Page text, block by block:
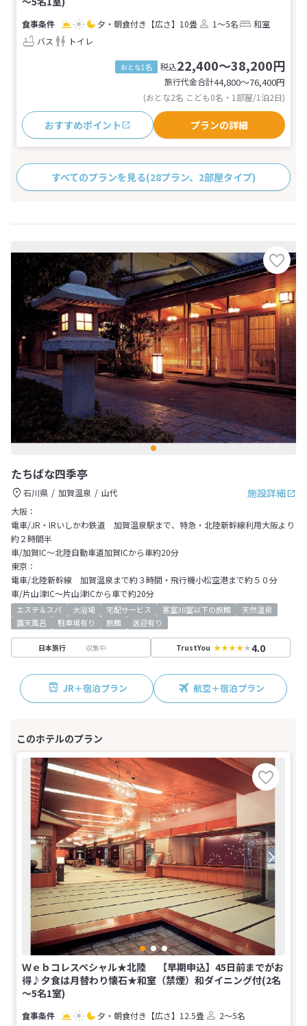
夕・朝食付き 【広さ】10畳 1～5名
和室
バス
トイレ
おとな1名 税込22,400～38,200円
旅行代金合計44,800〜76,400円
(おとな2名 こども0名・1部屋/1泊2日)
おすすめポイント プランの詳細
すべてのプランを見る(28プラン、2部屋タイプ)
たちばな四季亭
施設詳細
石川県 加賀温泉
山代
大阪：
電車/JR・IRいしかわ鉄道 加賀温泉駅まで、特急・北陸新幹線利用大阪より
約２時間半
車/加賀IC～北陸自動車道加賀ICから車約20分
東京：
電車/北陸新幹線 加賀温泉まで約３時間・飛行機小松空港まで約５０分
車/片山津IC～片山津ICから車で約20分
エステ＆スパ 大浴場 宅配サービス 客室30室以下の旅館
天然温泉
露天風呂
駐車場有り 旅館 送迎有り
日本旅行 収集中 TrustYou 4.0
JR＋宿泊プラン 航空＋宿泊プラン
Ｗｅｂコレスペシャル★北陸 【早期申込】45日前までがお
得♪夕食は月替わり懐石★和室（禁煙）和ダイニング付(2名
～5名1室)
夕・朝食付き 【広さ】12.5畳
2～5名